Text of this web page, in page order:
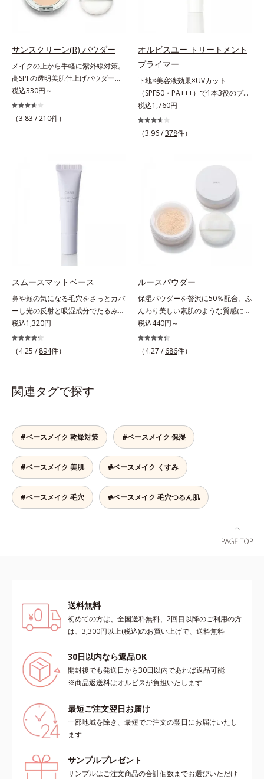
採用。ファンデーションのくずれや
毛穴落ちを防ぎ、キレイが長持ちし
にほわっとべールをかけて、肌キメ
がふっくら整うかのよう(*3)。つっ
ぱらないここちよい密着感で、さま
ざまなタイプのファンデと併用でき
ます。毛穴が気になる箇所への部分
使いもOK。*1 ファンデーションが
くずれて毛穴に落ちること*2 酸化
ラウロイルリシン配合＝肌なじみを
良くする仕上がり向上粉体
サンスクリーン(R) パウダー
メイクの上から手軽に紫外線対策。
高SPFの透明美肌仕上げパウダー。
メイクの上から手を汚さずに紫外線
対策ができるUVカットパウダーで
す。“素肌のようななめらかな軽
上からササッとUVカットとお直し
が同時にできるお役立ちアイテムで
す。毛穴や色ムラをカバーしながら
も、素肌のような透明美肌を叶える
ールをかけるようにカバー。さらに
板状粉体が光を反射して、すっぴん
出します。また、皮脂を吸着する
「あぶらとりパウダー(*3)」を配合
し、くずれ＆テカリを防いでサラサ
ラ肌が長時間続きます。パウダータ
イプながら、SPF50+・PA++++。パ
ウダーならではの軽いつけごこち
ォータープルーフ(*4)だから、レジ
ャーにも大活躍してくれます。*1
合＝セミマット肌を叶える球状と板
状の粉体*2 シリカ6種類、セルロー
ス*3 シリカ配合＝皮脂を吸着する
粉体*4 化粧持ち性能
税込330円～
（3.83 /210件）
オルビスユー トリートメント
プライマー
下地×美容液効果×UVカット
（SPF50・PA+++）で1本3役のプラ
イマー。凹凸をつるんとなめらかに
(*1)整え、化粧ノリUPの高機能化粧
下地。“塗るたび高まる、素肌の美
る小ジワをカバーしてハリ肌に整え
る高機能化粧下地毛穴や小ジワの凹
凸をつるんとなめらかに(*1)。スキ
ンケア発想の化粧下地です。保湿成
分が肌全層(*2)に働きかけて、肌の
うるおいをグンとアップ＆リッチな
クリームのようにぴたっと密着。乾
燥による小ジワを目立たなく(*1)
す。むやみに隠すのではなくふわり
アのW効果で軽やかな美肌を印象づ
けます。紫外線吸収剤フリーなのに
高SPF値、さらにスキンプロテクト
複合成分(*3)が、ブルーライト、紫
外線、大気中の微粒子汚れなどの外
拡散効果で乾燥小ジワや毛穴もカバ
ーします。【ラスティング効果】皮
主成分を選択的に吸収し、うるおい
はしっかり残すことでカバー力を保
ちます。*1 メイク効果による*2 角
層の範囲内*3 スキンプロテクト※
防ぐ複合成分 ※ ビルベリー葉エ
キス、タベブイアインペチギノサ樹
税込1,760円
（3.96 /378件）
スムースマットベース
鼻や頬の気になる毛穴をさっとカバ
ーし光の反射と吸湿成分でたるみ毛
穴もふんわり一掃。肌になじむクリ
ーム状の部分用化粧下地。小鼻や頬
の気になる毛穴にさっと塗るだけ
に乱反射させ、毛穴をふんわりぼか
します。さらに乾燥を感じたら水分
もふんわり一掃。するんとハリ感の
ある肌に整えます。絶妙ベージュ色
で、黒ずみもカバー。肌をキュッと
ひきしめる植物性ひきしめ成分配合
で、テカリや化粧くずれも防ぎま
す。クリームをなじませると、さら
さらの感触のパウダーに変化。まる
税込1,320円
（4.25 / 894件）
ルースパウダー
保湿パウダーを贅沢に50％配合。ふ
んわり美しい素肌のような質感にな
りながらもうるおいとツヤを叶える
フェイスパウダー。朝の仕上がりの
クオリティが全然違う！ まるで美
をまとったグロウニュアンスパウダ
ーを新配合。リキッドのツヤ感を活
かしながらも、ふんわりと軽やかな
サラツヤ肌へと、仕上がり質感を格
上げします。うるおいパウダーを
50％配合し、さらに浸透型ヒアルロ
ン酸エキスも加えることで、お粉な
税込440円～
（4.27 / 686件）
関連タグで探す
#ベースメイク 乾燥対策 #ベースメイク 保湿
#ベースメイク 美肌 #ベースメイク くすみ
#ベースメイク 毛穴 #ベースメイク 毛穴つるん肌
送料無料
初めての方は、全国送料無料、2回目以降のご利用の方
は、3,300円以上(税込)のお買い上げで、送料無料
30日以内なら返品OK
開封後でも発送日から30日以内であれば返品可能
※商品返送料はオルビスが負担いたします
最短ご注文翌日お届け
一部地域を除き、最短でご注文の翌日にお届けいたし
ます
サンプルプレゼント
サンプルはご注文商品の合計個数までお選びいただけ